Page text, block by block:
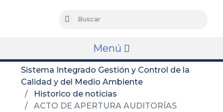
Buscar
Menú
Sistema Integrado Gestión y Control de la
Calidad y del Medio Ambiente
Historico de noticias
ACTO DE APERTURA AUDITORÍAS